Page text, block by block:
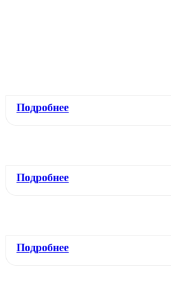
Подробнее
Подробнее
Подробнее